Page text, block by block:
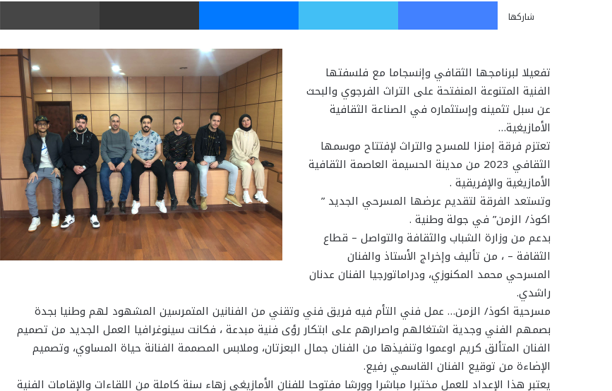
شاركها
تفعيلا لبرنامجها الثقافي وإنسجاما مع فلسفتها
الفنية المتنوعة المنفتحة على التراث الفرجوي والبحث
عن سبل تثمينه وإستثماره في الصناعة الثقافية
الأمازيغية…
تعتزم فرقة إمنزا للمسرح والتراث لإفتتاح موسمها
الثقافي 2023 من مدينة الحسيمة العاصمة الثقافية
الأمازيغية والإفريقية .
وتستعد الفرقة لتقديم عرضها المسرحي الجديد ”
اكوذ/ الزمن” في جولة وطنية .
بدعم من وزارة الشباب والثقافة والتواصل – قطاع
الثقافة – ، من تأليف وإخراج الأستاذ والفنان
المسرحي محمد المكنوزي، ودراماتورجيا الفنان عدنان
راشدي.
مسرحية اكوذ/ الزمن… عمل فني التأم فيه فريق فني وتقني من الفنانين المتمرسين المشهود لهم وطنيا بجدة
بصمهم الفني وجدية اشتغالهم واصرارهم على ابتكار رؤى فنية مبدعة ، فكانت سينوغرافيا العمل الجديد من تصميم
الفنان المتألق كريم اوعموا وتنفيذها من الفنان جمال البعزتان، وملابس المصممة الفنانة حياة المساوي، وتصميم
الإضاءة من توقيع الفنان القاسمي رفيع.
يعتبر هذا الإعداد للعمل مختبرا مباشرا وورشا مفتوحا للفنان الأمازيغي زهاء سنة كاملة من اللقاءات والإقامات الفنية